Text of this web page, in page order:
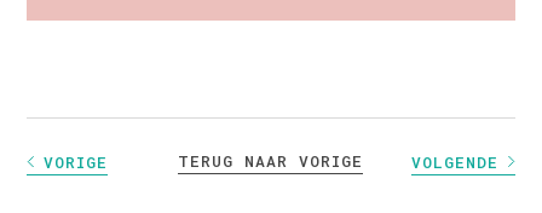
VORIGE TERUG NAAR VORIGE VOLGENDE